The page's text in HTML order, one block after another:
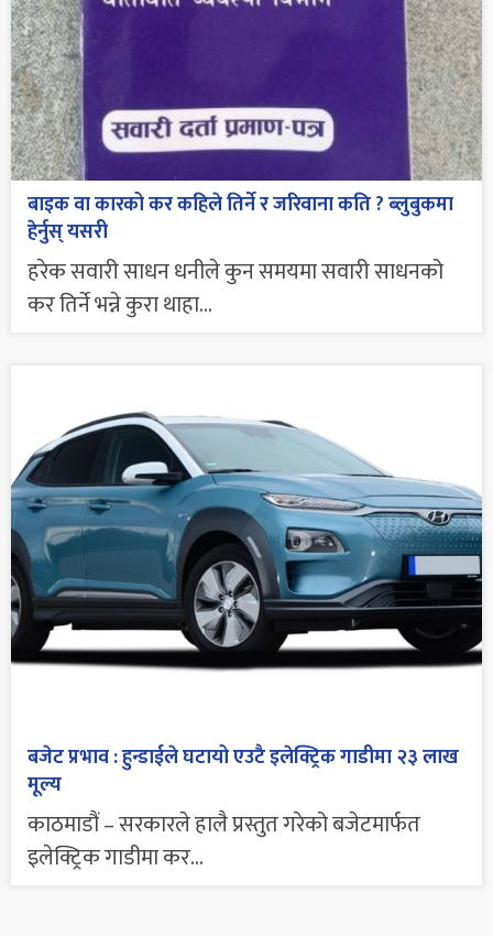
बाइक वा कारको कर कहिले तिर्ने र जरिवाना कति ? ब्लुबुकमा
हेर्नुस् यसरी
हरेक सवारी साधन धनीले कुन समयमा सवारी साधनको
कर तिर्ने भन्ने कुरा थाहा...
बजेट प्रभाव : हुन्डाईले घटायो एउटै इलेक्ट्रिक गाडीमा २३ लाख
मूल्य
काठमाडौं – सरकारले हालै प्रस्तुत गरेको बजेटमार्फत
इलेक्ट्रिक गाडीमा कर...